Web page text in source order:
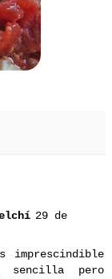
29 de
imprescindible
sencilla pero